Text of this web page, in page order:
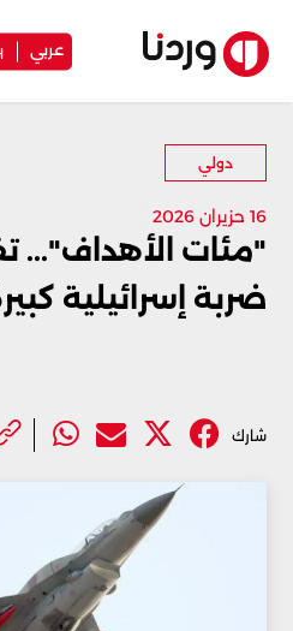
عربي
دولي
16 حزيران 2026
"مئات الأهداف"...
ضربة إسرائيلية
شارك